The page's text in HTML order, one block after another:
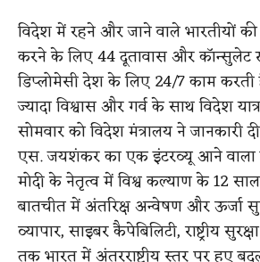
विदेश में रहने और जाने वाले भारतीयों
करने के लिए 44 दूतावास और कॉन्सुलेट
डिप्लोमेसी देश के लिए 24/7 काम
ज्यादा विश्वास और गर्व के साथ विदेश
सोमवार को विदेश मंत्रालय ने जानकारी
एस. जयशंकर का एक इंटरव्यू आने वाला
मोदी के नेतृत्व में विश्व कल्याण के 12
बातचीत में अंतरिक्ष अन्वेषण और ऊर्जा
व्यापार, साइबर कैपेबिलिटी, राष्ट्रीय